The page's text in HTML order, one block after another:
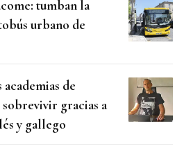
tumban la
urbano de
de
gracias a
y gallego